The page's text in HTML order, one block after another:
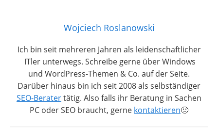
Wojciech Roslanowski
Ich bin seit mehreren Jahren als leidenschaftlicher
ITler unterwegs. Schreibe gerne über Windows
und WordPress-Themen & Co. auf der Seite.
Darüber hinaus bin ich seit 2008 als selbständiger
SEO-Beratertätig. Also falls ihr Beratung in Sachen
PC oder SEO braucht, gerne kontaktieren🙂